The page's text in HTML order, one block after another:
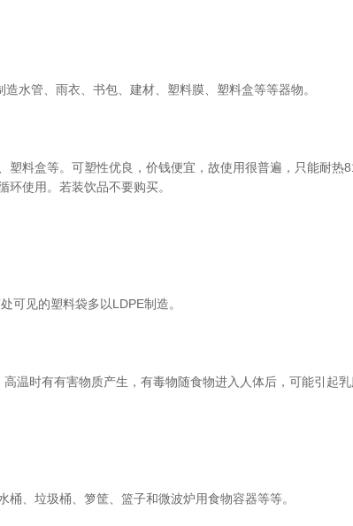
水管、雨衣、书包、建材、塑料膜、塑料盒等等器物。
塑料盒等。可塑性优良，价钱便宜，故使用很普遍，只能耐
环使用。若装饮品不要购买。
可见的塑料袋多以LDPE制造。
温时有有害物质产生，有毒物随食物进入人体后，可能引起
桶、垃圾桶、箩筐、篮子和微波炉用食物容器等等。